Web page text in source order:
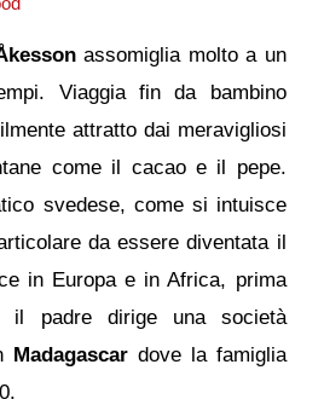
assomiglia molto a un
Viaggia fin da bambino
attratto dai meravigliosi
come il cacao e il pepe.
svedese, come si intuisce
da essere diventata il
in Europa e in Africa, prima
il padre dirige una società
Madagascar dove la famiglia